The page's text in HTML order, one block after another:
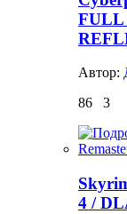
FULL
Автор:
86
3
4 /